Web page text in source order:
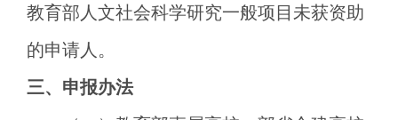
教育部人文社会科学研究一般项目未获资助
的申请人。
三、申报办法